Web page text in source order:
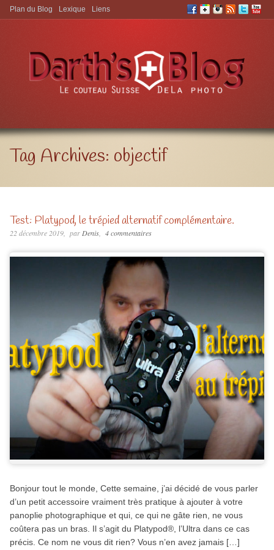
Aller à:
Plan du Blog Lexique Liens
Tag Archives: objectif
Test: Platypod, le trépied alternatif complémentaire.
22 décembre 2019 parDenis 4 commentaires
Bonjour tout le monde, Cette semaine, j’ai décidé de vous parler
d’un petit accessoire vraiment très pratique à ajouter à votre
panoplie photographique et qui, ce qui ne gâte rien, ne vous
coûtera pas un bras. Il s’agit du Platypod®, l’Ultra dans ce cas
précis. Ce nom ne vous dit rien? Vous n’en avez jamais […]